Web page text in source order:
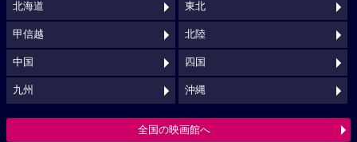
北海道 東北
甲信越 北陸
中国 四国
九州 沖縄
全国の映画館へ